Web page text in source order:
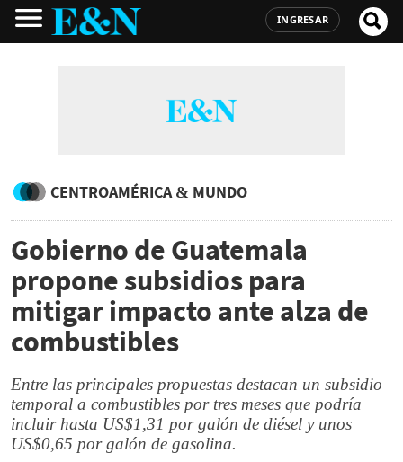
INGRESAR
CENTROAMÉRICA & MUNDO
Gobierno de Guatemala
propone subsidios para
mitigar impacto ante alza de
combustibles
Entre las principales propuestas destacan un subsidio
temporal a combustibles por tres meses que podría
incluir hasta US$1,31 por galón de diésel y unos
US$0,65 por galón de gasolina.